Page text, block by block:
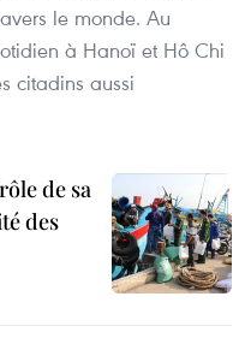
le monde. Au
à Hanoï et Hô Chi
citadins aussi
de sa
des